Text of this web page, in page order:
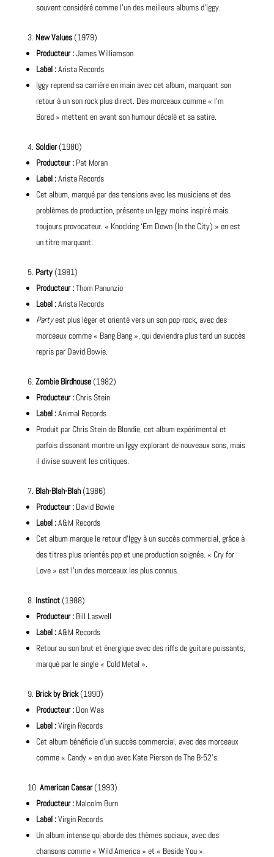
souvent considéré comme l’un desmeilleurs albumsd’Iggy.
New Values(1979)
Producteur :James Williamson
Label :Arista Records
Iggy reprend sa carrière en main avec cet album, marquant son
retour à un son rock plus direct. Des morceaux comme « I’m
Bored » mettent en avant son humour décalé et sa satire.
Soldier(1980)
Producteur :Pat Moran
Label :Arista Records
Cet album, marqué par des tensions avec les musiciens et des
problèmes de production, présente un Iggy moins inspiré mais
toujours provocateur. « Knocking ‘Em Down (In the City) » en est
un titre marquant.
Party(1981)
Producteur :Thom Panunzio
Label :Arista Records
Partyest plus léger et orienté vers un son pop-rock, avec des
morceaux comme « Bang Bang », qui deviendra plus tard un succès
repris par David Bowie.
Zombie Birdhouse(1982)
Producteur :Chris Stein
Label :Animal Records
Produit par Chris Stein de Blondie, cet album expérimental et
parfois dissonantmontreun Iggy explorant de nouveaux sons, mais
il divise souvent les critiques.
Blah-Blah-Blah(1986)
Producteur :David Bowie
Label :A&M Records
Cet album marque le retour d’Iggy à un succès commercial, grâce à
des titres plus orientés pop et une production soignée. « Cry for
Love » est l’un des morceaux les plus connus.
Instinct(1988)
Producteur :Bill Laswell
Label :A&M Records
Retour au son brut et énergique avec des riffs deguitarepuissants,
marqué par le single « Cold Metal ».
Brick by Brick(1990)
Producteur :Don Was
Label :Virgin Records
Cet album bénéficie d’un succès commercial, avec des morceaux
comme « Candy » en duo avec Kate Pierson de The B-52’s.
AmericanCaesar(1993)
Producteur :Malcolm Burn
Label :Virgin Records
Un album intense qui aborde des thèmes sociaux, avec des
chansons comme « Wild America » et « Beside You ».